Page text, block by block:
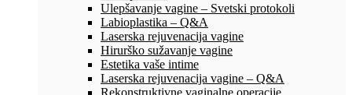
Ulepšavanje vagine – Svetski protokoli
Labioplastika – Q&A
Laserska rejuvenacija vagine
Hirurško sužavanje vagine
Estetika vaše intime
Laserska rejuvenacija vagine – Q&A
Rekonstruktivne vaginalne operacije